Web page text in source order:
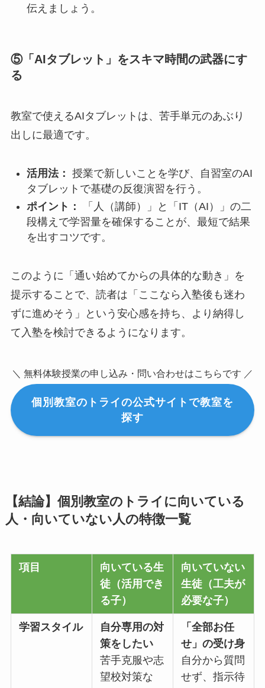
伝えましょう。
⑤「AIタブレット」をスキマ時間の武器にす
る
教室で使えるAIタブレットは、苦手単元のあぶり
出しに最適です。
活用法： 授業で新しいことを学び、自習室のAI
タブレットで基礎の反復演習を行う。
ポイント：
「人（講師）」と「IT（AI）」の二
段構えで学習量を確保することが、最短で結果
を出すコツです。
このように「通い始めてからの具体的な動き」を
提示することで、読者は「ここなら入塾後も迷わ
ずに進めそう」という安心感を持ち、より納得し
て入塾を検討できるようになります。
＼ 無料体験授業の申し込み・問い合わせはこちらです ／
個別教室のトライの公式サイトで教室を
探す
【結論】個別教室のトライに向いている
人・向いていない人の特徴一覧
項目
向いている生
徒（活用でき
る子）
向いていない
生徒（工夫が
必要な子）
学習スタイル
自分専用の対
策をしたい
苦手克服や志
望校対策な
「全部お任
せ」の受け身
自分から質問
せず、指示待